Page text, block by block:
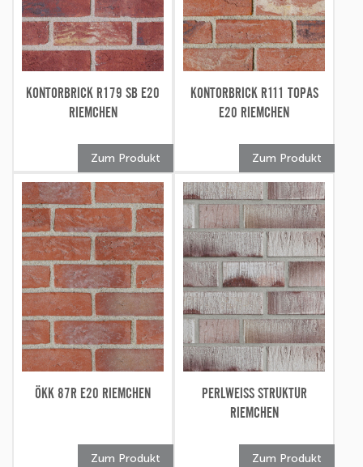
KONTORBRICK R179 SB E20
RIEMCHEN
Zum Produkt
KONTORBRICK R111 TOPAS
E20 RIEMCHEN
Zum Produkt
ÖKK 87R E20 RIEMCHEN
Zum Produkt
PERLWEISS STRUKTUR
RIEMCHEN
Zum Produkt